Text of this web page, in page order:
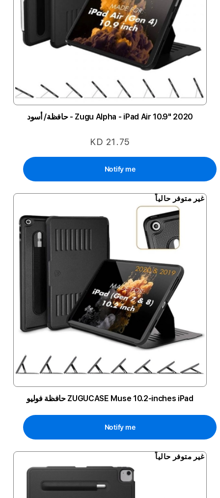
Zugu Alpha - iPad Air 10.9" 2020 - حافظة/ أسود
KD 21.75
Notify me
غير متوفر حالياً
ZUGUCASE Muse 10.2-inches iPad حافظة فوليو
Notify me
غير متوفر حالياً